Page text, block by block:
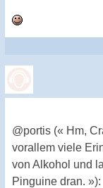
@portis (« Hm,
vorallem viele
von Alkohol und
Pinguine dran. »):